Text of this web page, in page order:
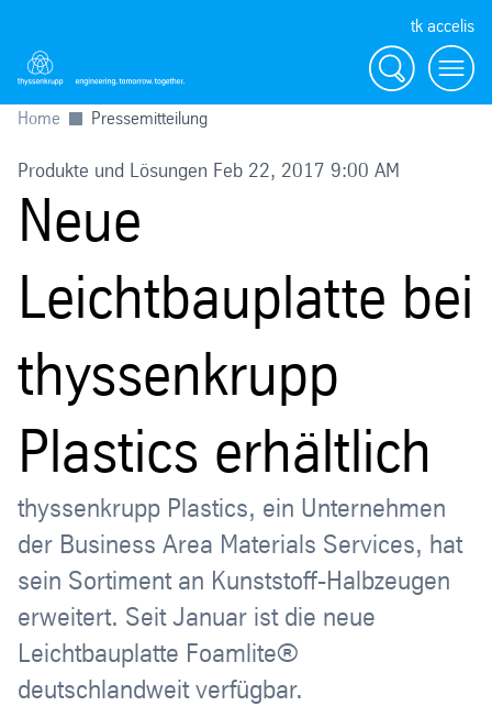
tk accelis
Suche
Menü
Home Pressemitteilung
Produkte und Lösungen Feb 22, 2017 9:00 AM
Neue
Leichtbauplatte bei
thyssenkrupp
Plastics erhältlich
thyssenkrupp Plastics, ein Unternehmen
der Business Area Materials Services, hat
sein Sortiment an Kunststoff-Halbzeugen
erweitert. Seit Januar ist die neue
Leichtbauplatte Foamlite®
deutschlandweit verfügbar.